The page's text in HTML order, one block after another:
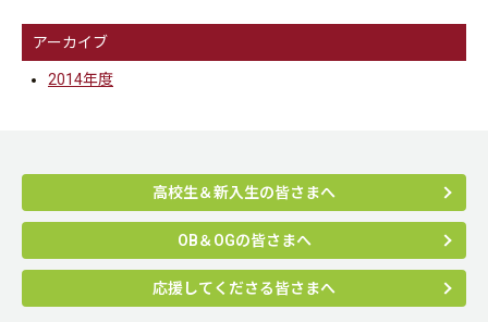
アーカイブ
2014年度
高校生＆新入生の皆さまへ
OB＆OGの皆さまへ
応援してくださる皆さまへ